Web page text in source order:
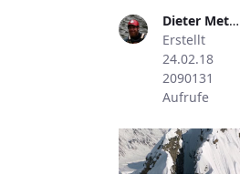
Dieter Metzler
Erstellt
24.02.18
2090131
Aufrufe